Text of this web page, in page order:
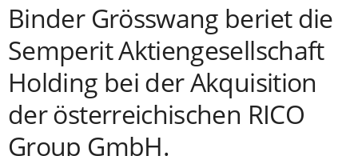
Binder Grösswang beriet die
Semperit Aktiengesellschaft
Holding bei der Akquisition
der österreichischen RICO
Group GmbH.